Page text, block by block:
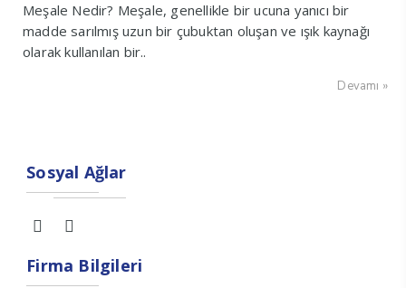
Meşale Nedir? Meşale, genellikle bir ucuna yanıcı bir
madde sarılmış uzun bir çubuktan oluşan ve ışık kaynağı
olarak kullanılan bir..
Devamı »
Sosyal Ağlar
Firma Bilgileri